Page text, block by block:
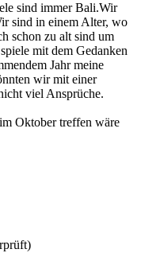
sind immer Bali.Wir
sind in einem Alter, wo
schon zu alt sind um
mit dem Gedanken
Jahr meine
wir mit einer
viel Ansprüche.
Oktober treffen wäre